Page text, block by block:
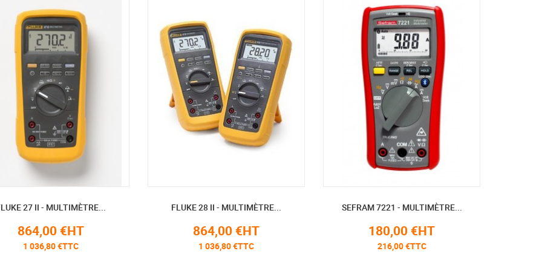
27 II - MULTIMÈTRE...
864,00 €HT
1 036,80 €TTC
FLUKE 28 II - MULTIMÈTRE...
864,00 €HT
1 036,80 €TTC
SEFRAM 7221 - MULTIMÈTRE...
180,00 €HT
216,00 €TTC